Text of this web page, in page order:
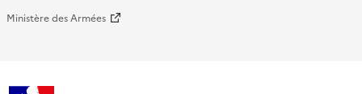
Ministère des Armées
française - ECPAD